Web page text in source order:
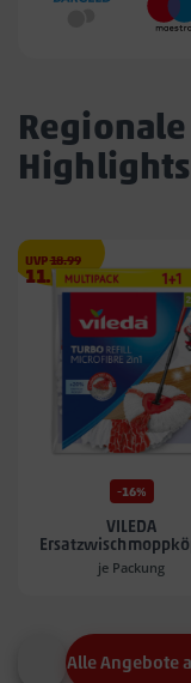
Highlights
UVP18.99€
Angebotspreis
11.99
11.99
-16%
VILEDA
je Packung
Alle Angebote